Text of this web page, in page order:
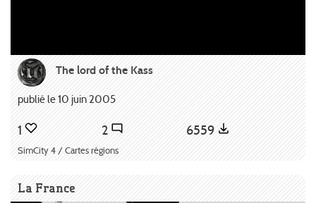
The lord of the Kass
publié le 10 juin 2005
1 2 6559
SimCity 4 / Cartes régions
La France